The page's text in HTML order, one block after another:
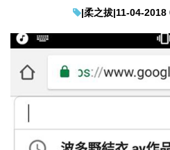
教學評測
EduTech
IT Times
Enterprise Digital Transformation
|柔之拔|11-04-2018